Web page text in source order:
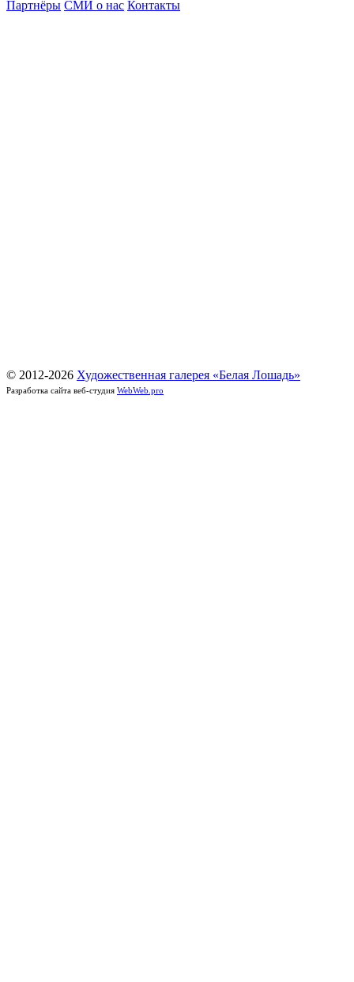
Партнёры СМИ о нас Контакты
© 2012-2026 Художественная галерея «Белая Лошадь»
Разработка сайта веб-студия WebWeb.pro